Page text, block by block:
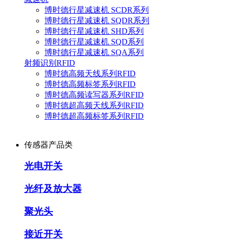
博时德行星减速机 SCDR系列
博时德行星减速机 SQDR系列
博时德行星减速机 SHD系列
博时德行星减速机 SQD系列
博时德行星减速机 SQA系列
射频识别RFID
博时德高频天线系列RFID
博时德高频标签系列RFID
博时德高频读写器系列RFID
博时德超高频天线系列RFID
博时德超高频标签系列RFID
传感器产品类
光电开关
光纤及放大器
聚光头
接近开关